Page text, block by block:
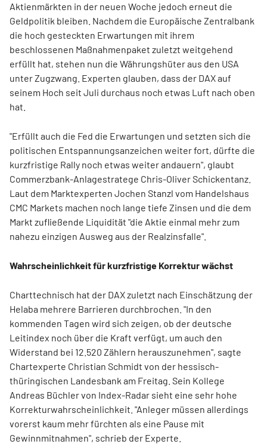
Aktienmärkten in der neuen Woche jedoch erneut die
Geldpolitik bleiben. Nachdem die Europäische Zentralbank
die hoch gesteckten Erwartungen mit ihrem
beschlossenen Maßnahmenpaket zuletzt weitgehend
erfüllt hat, stehen nun die Währungshüter aus den USA
unter Zugzwang. Experten glauben, dass der DAX auf
seinem Hoch seit Juli durchaus noch etwas Luft nach oben
hat.
"Erfüllt auch die Fed die Erwartungen und setzten sich die
politischen Entspannungsanzeichen weiter fort, dürfte die
kurzfristige Rally noch etwas weiter andauern", glaubt
Commerzbank-Anlagestratege Chris-Oliver Schickentanz.
Laut dem Marktexperten Jochen Stanzl vom Handelshaus
CMC Markets machen noch lange tiefe Zinsen und die dem
Markt zufließende Liquidität "die Aktie einmal mehr zum
nahezu einzigen Ausweg aus der Realzinsfalle".
Wahrscheinlichkeit für kurzfristige Korrektur wächst
Charttechnisch hat der DAX zuletzt nach Einschätzung der
Helaba mehrere Barrieren durchbrochen. "In den
kommenden Tagen wird sich zeigen, ob der deutsche
Leitindex noch über die Kraft verfügt, um auch den
Widerstand bei 12.520 Zählern herauszunehmen", sagte
Chartexperte Christian Schmidt von der hessisch-
thüringischen Landesbank am Freitag. Sein Kollege
Andreas Büchler von Index-Radar sieht eine sehr hohe
Korrekturwahrscheinlichkeit. "Anleger müssen allerdings
vorerst kaum mehr fürchten als eine Pause mit
Gewinnmitnahmen", schrieb der Experte.